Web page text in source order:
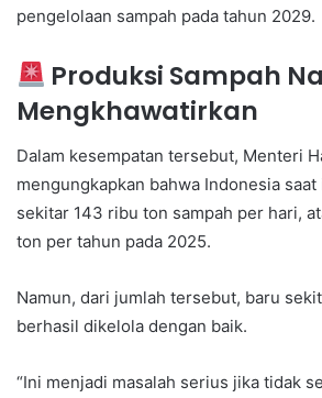
pengelolaan sampah pada tahun 2029.
Produksi Sampah
Mengkhawatirkan
Dalam kesempatan tersebut, Menteri
mengungkapkan bahwa Indonesia
sekitar 143 ribu ton sampah per hari,
ton per tahun pada 2025.
Namun, dari jumlah tersebut, baru
berhasil dikelola dengan baik.
“Ini menjadi masalah serius jika tidak